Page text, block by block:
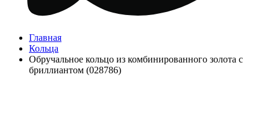
Главная
Кольца
Обручальное кольцо из комбинированного золота с
бриллиантом (028786)